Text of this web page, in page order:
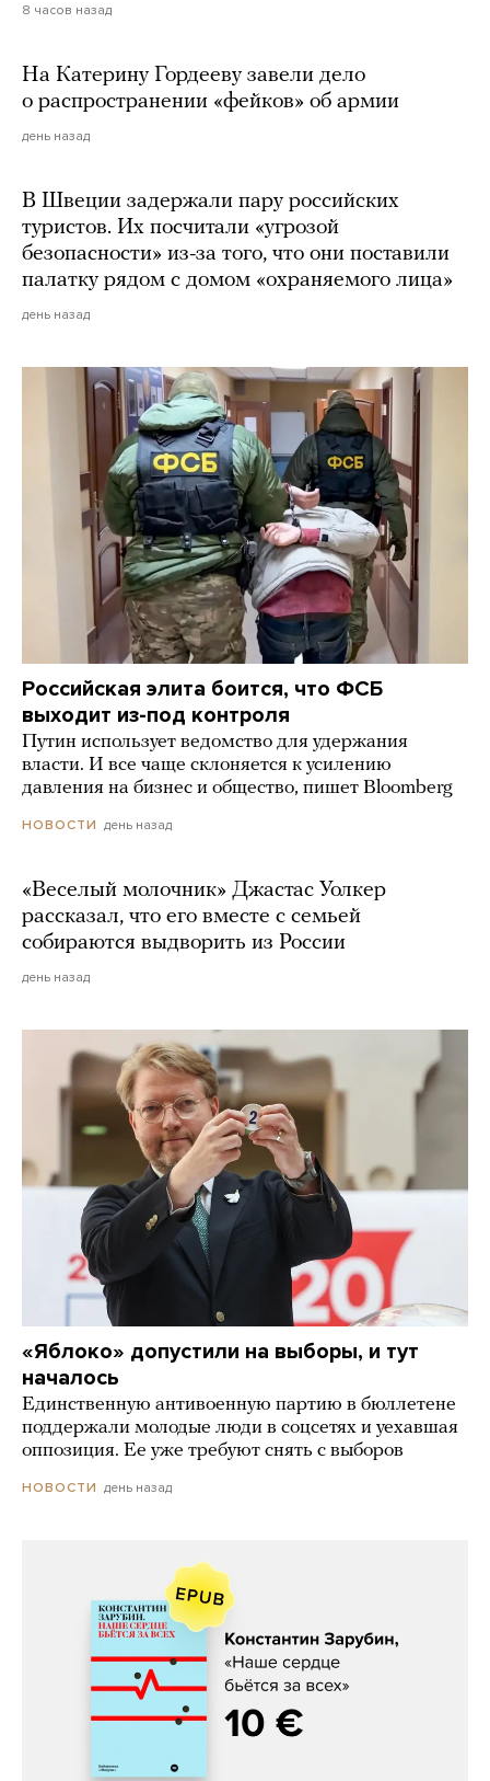
8 часов назад
На Катерину Гордееву завели дело
о распространении «фейков» об армии
день назад
В Швеции задержали пару российских
туристов. Их посчитали «угрозой
безопасности» из-за того, что они поставили
палатку рядом с домом «охраняемого лица»
день назад
Российская элита боится, что ФСБ
выходит из-под контроля
Путин использует ведомство для удержания
власти. И все чаще склоняется к усилению
давления на бизнес и общество, пишет Bloomberg
НОВОСТИ день назад
«Веселый молочник» Джастас Уолкер
рассказал, что его вместе с семьей
собираются выдворить из России
день назад
«Яблоко» допустили на выборы, и тут
началось
Единственную антивоенную партию в бюллетене
поддержали молодые люди в соцсетях и уехавшая
оппозиция. Ее уже требуют снять с выборов
НОВОСТИ день назад
Константин Зарубин, «Наше сердце